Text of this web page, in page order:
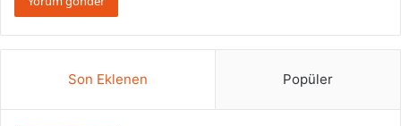
Son Eklenen Popüler